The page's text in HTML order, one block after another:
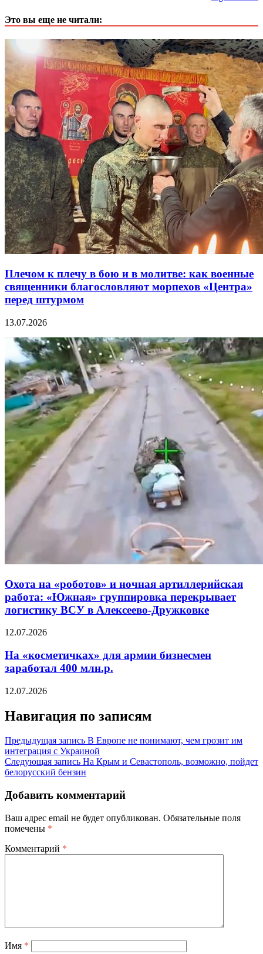
Это вы еще не читали:
Плечом к плечу в бою и в молитве: как военные
священники благословляют морпехов «Центра»
перед штурмом
13.07.2026
Охота на «роботов» и ночная артиллерийская
работа: «Южная» группировка перекрывает
логистику ВСУ в Алексеево-Дружковке
12.07.2026
На «косметичках» для армии бизнесмен
заработал 400 млн.р.
12.07.2026
Навигация по записям
Предыдущая запись В Европе не понимают, чем грозит им
интеграция с Украиной
Следующая запись На Крым и Севастополь, возможно, пойдет
белорусский бензин
Добавить комментарий
Ваш адрес email не будет опубликован. Обязательные поля
помечены *
Комментарий *
Имя *